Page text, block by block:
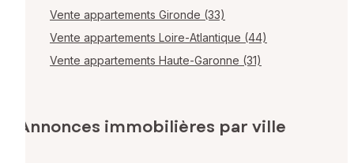
Vente appartements Gironde (33)
Vente appartements Loire-Atlantique (44)
Vente appartements Haute-Garonne (31)
Annonces immobilières par ville